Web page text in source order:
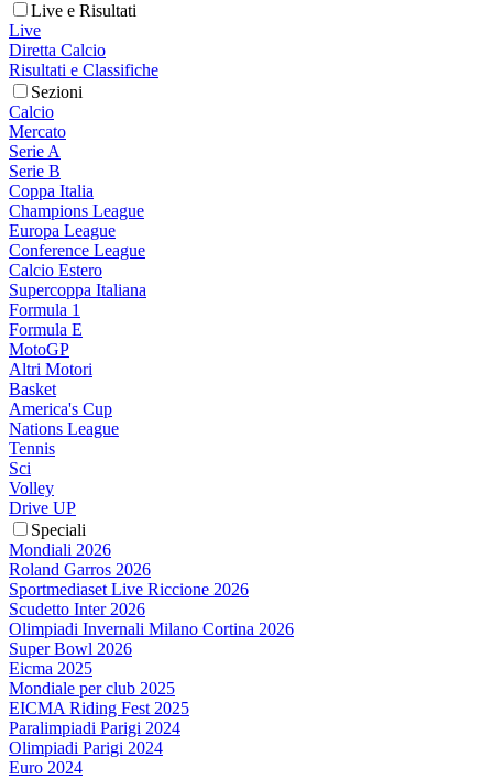
Live e Risultati
Live
Diretta Calcio
Risultati e Classifiche
Sezioni
Calcio
Mercato
Serie A
Serie B
Coppa Italia
Champions League
Europa League
Conference League
Calcio Estero
Supercoppa Italiana
Formula 1
Formula E
MotoGP
Altri Motori
Basket
America's Cup
Nations League
Tennis
Sci
Volley
Drive UP
Speciali
Mondiali 2026
Roland Garros 2026
Sportmediaset Live Riccione 2026
Scudetto Inter 2026
Olimpiadi Invernali Milano Cortina 2026
Super Bowl 2026
Eicma 2025
Mondiale per club 2025
EICMA Riding Fest 2025
Paralimpiadi Parigi 2024
Olimpiadi Parigi 2024
Euro 2024